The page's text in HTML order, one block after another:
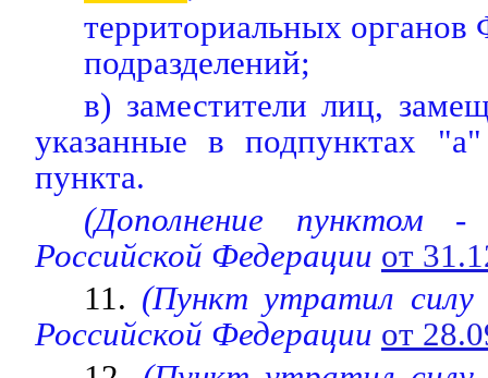
территориальных
подразделений;
в) заместители лиц,
указанные в подпунктах
пункта.
(Дополнение пунктом
Российской Федерации от
11. (Пункт утратил
Российской Федерации от